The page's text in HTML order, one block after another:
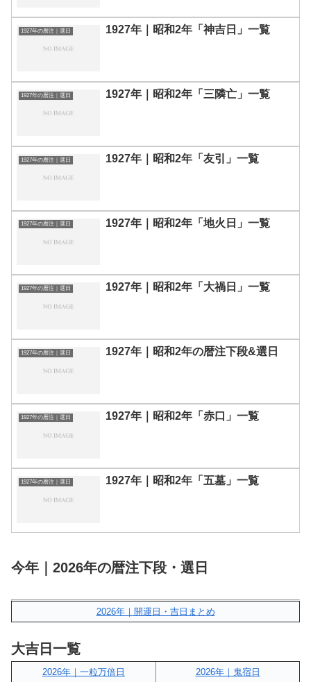
1927年の暦注｜選日 1927年｜昭和2年「神吉日」一覧
1927年の暦注｜選日 1927年｜昭和2年「三隣亡」一覧
1927年の暦注｜選日 1927年｜昭和2年「友引」一覧
1927年の暦注｜選日 1927年｜昭和2年「地火日」一覧
1927年の暦注｜選日 1927年｜昭和2年「大禍日」一覧
1927年の暦注｜選日 1927年｜昭和2年の暦注下段&選日
1927年の暦注｜選日 1927年｜昭和2年「赤口」一覧
1927年の暦注｜選日 1927年｜昭和2年「五墓」一覧
今年｜2026年の暦注下段・選日
2026年｜開運日・吉日まとめ
大吉日一覧
2026年｜一粒万倍日
2026年｜鬼宿日